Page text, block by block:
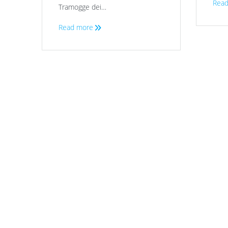
Tramogge dei…
Read more